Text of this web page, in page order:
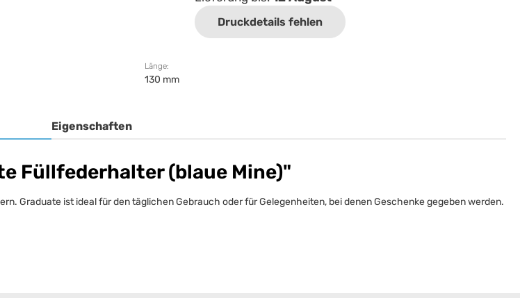
Druckdetails fehlen
Länge:
130 mm
Eigenschaften
Füllfederhalter (blaue Mine)"
Graduate ist ideal für den täglichen Gebrauch oder für Gelegenheiten, bei denen Geschenke gegeben werden.